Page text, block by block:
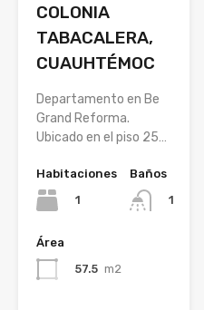
COLONIA
TABACALERA,
CUAUHTÉMOC
Departamento en Be
Grand Reforma.
Ubicado en el piso 25…
Habitaciones
1
Baños
1
Área
57.5 m2